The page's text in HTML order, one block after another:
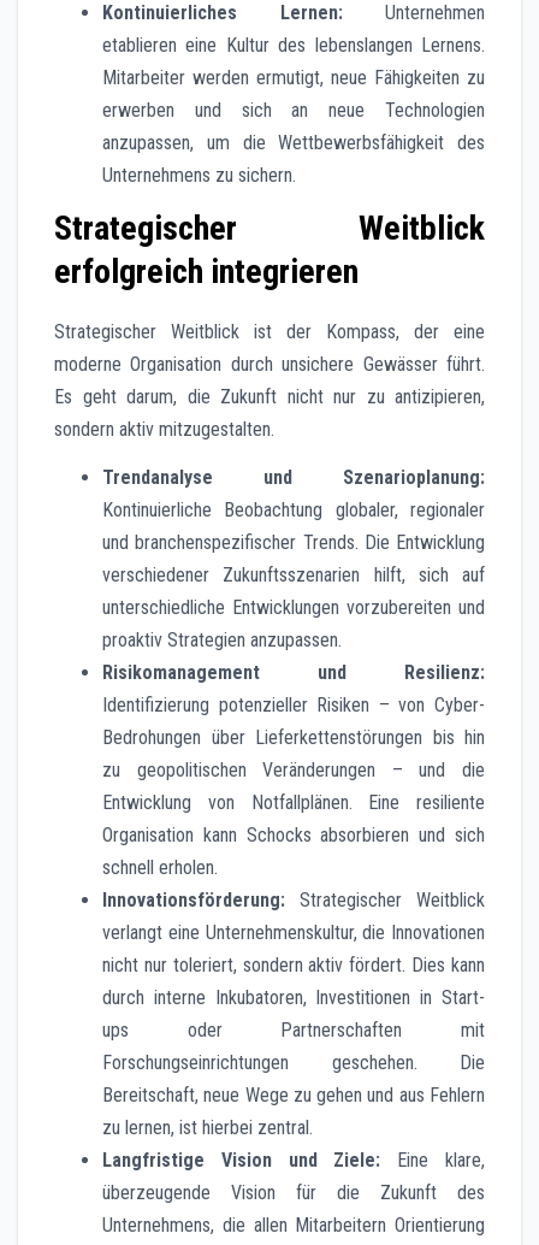
Kontinuierliches Lernen:Unternehmen
etablieren eine Kultur des lebenslangen Lernens.
Mitarbeiter werden ermutigt, neue Fähigkeiten zu
erwerben und sich an neue Technologien
anzupassen, um die Wettbewerbsfähigkeit des
Unternehmens zu sichern.
Strategischer Weitblick
erfolgreich integrieren
Strategischer Weitblick ist der Kompass, der eine
moderne Organisation durch unsichere Gewässer führt.
Es geht darum, die Zukunft nicht nur zu antizipieren,
sondern aktiv mitzugestalten.
Trendanalyse und Szenarioplanung:
Kontinuierliche Beobachtung globaler, regionaler
und branchenspezifischer Trends. Die Entwicklung
verschiedener Zukunftsszenarien hilft, sich auf
unterschiedliche Entwicklungen vorzubereiten und
proaktiv Strategien anzupassen.
Risikomanagement und Resilienz:
Identifizierung potenzieller Risiken – von Cyber-
Bedrohungen über Lieferkettenstörungen bis hin
zu geopolitischen Veränderungen – und die
Entwicklung von Notfallplänen. Eine resiliente
Organisation kann Schocks absorbieren und sich
schnell erholen.
Innovationsförderung: Strategischer Weitblick
verlangt eine Unternehmenskultur, die Innovationen
nicht nur toleriert, sondern aktiv fördert. Dies kann
durch interne Inkubatoren, Investitionen in Start-
ups oder Partnerschaften mit
Forschungseinrichtungen geschehen. Die
Bereitschaft, neue Wege zu gehen und aus Fehlern
zu lernen, ist hierbei zentral.
Langfristige Vision und Ziele: Eine klare,
überzeugende Vision für die Zukunft des
Unternehmens, die allen Mitarbeitern Orientierung